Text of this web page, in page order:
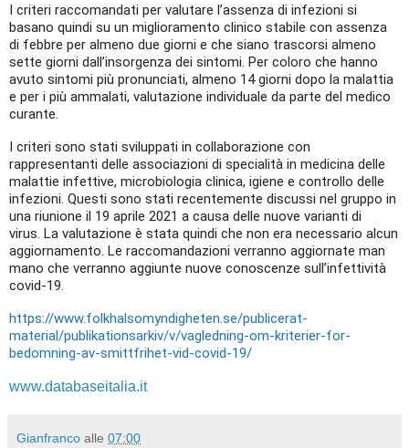
I criteri raccomandati per valutare l’assenza di infezioni si
basano quindi su un miglioramento clinico stabile con assenza
di febbre per almeno due giorni e che siano trascorsi almeno
sette giorni dall’insorgenza dei sintomi. Per coloro che hanno
avuto sintomi più pronunciati, almeno 14 giorni dopo la malattia
e per i più ammalati, valutazione individuale da parte del medico
curante.
I criteri sono stati sviluppati in collaborazione con
rappresentanti delle associazioni di specialità in medicina delle
malattie infettive, microbiologia clinica, igiene e controllo delle
infezioni. Questi sono stati recentemente discussi nel gruppo in
una riunione il 19 aprile 2021 a causa delle nuove varianti di
virus. La valutazione è stata quindi che non era necessario alcun
aggiornamento. Le raccomandazioni verranno aggiornate man
mano che verranno aggiunte nuove conoscenze sull’infettività
covid-19.
https://www.folkhalsomyndigheten.se/publicerat-
material/publikationsarkiv/v/vagledning-om-kriterier-for-
bedomning-av-smittfrihet-vid-covid-19/
www.databaseitalia.it
Gianfranco alle 07:00